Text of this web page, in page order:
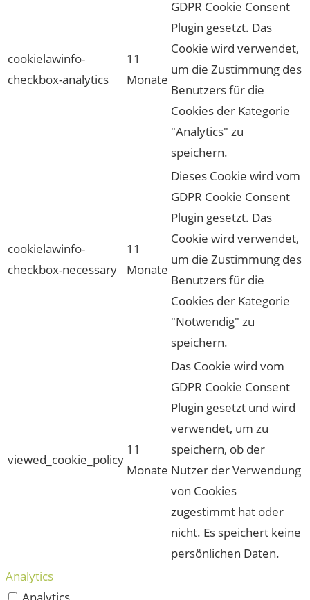
cookielawinfo-
checkbox-analytics
11
Monate
GDPR Cookie Consent
Plugin gesetzt. Das
Cookie wird verwendet,
um die Zustimmung des
Benutzers für die
Cookies der Kategorie
"Analytics" zu
speichern.
cookielawinfo-
checkbox-necessary
11
Monate
Dieses Cookie wird vom
GDPR Cookie Consent
Plugin gesetzt. Das
Cookie wird verwendet,
um die Zustimmung des
Benutzers für die
Cookies der Kategorie
"Notwendig" zu
speichern.
viewed_cookie_policy
11
Monate
Das Cookie wird vom
GDPR Cookie Consent
Plugin gesetzt und wird
verwendet, um zu
speichern, ob der
Nutzer der Verwendung
von Cookies
zugestimmt hat oder
nicht. Es speichert keine
persönlichen Daten.
Analytics